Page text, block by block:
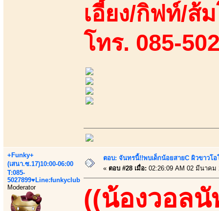
เอี้ยง/กิฟท์/ส้
โทร. 085-
+Funky+
(เสนา.ซ.17)10:00-06:00
T:085-
5027899♥Line:funkyclub
Moderator
ตอบ: จันทรนี้!!พบเด็กน้อยสายC ผิวขาวโ
« ตอบ #28 เมื่อ: 02:26:09 AM 02 มีนาคม
((น้องวอลนั